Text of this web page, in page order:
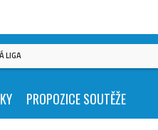
LIGA
PROPOZICE SOUTĚŽE